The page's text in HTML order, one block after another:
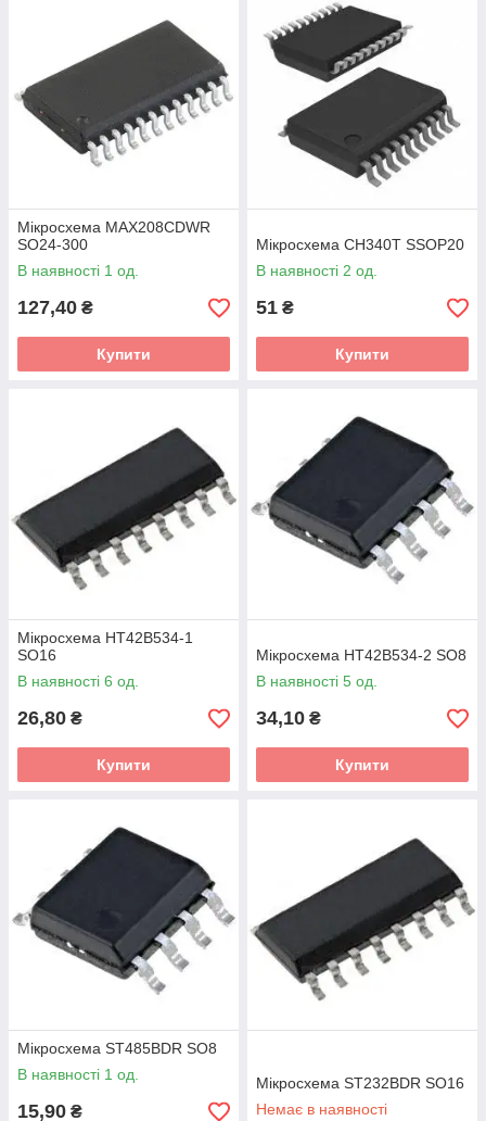
Мікросхема MAX208CDWR
SO24-300
В наявності 1 од.
127,40 ₴
Купити
Мікросхема CH340T SSOP20
В наявності 2 од.
51 ₴
Купити
Мікросхема HT42B534-1
SO16
В наявності 6 од.
26,80 ₴
Купити
Мікросхема HT42B534-2 SO8
В наявності 5 од.
34,10 ₴
Купити
Мікросхема ST485BDR SO8
В наявності 1 од.
15,90 ₴
Мікросхема ST232BDR SO16
Немає в наявності